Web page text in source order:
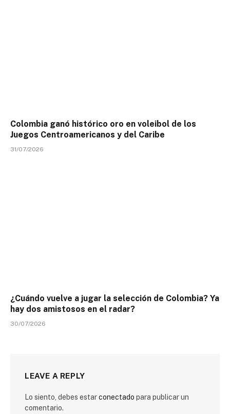
Colombia ganó histórico oro en voleibol de los
Juegos Centroamericanos y del Caribe
31/07/2026
¿Cuándo vuelve a jugar la selección de Colombia? Ya
hay dos amistosos en el radar?
30/07/2026
LEAVE A REPLY
Lo siento, debes estarconectado para publicar un
comentario.